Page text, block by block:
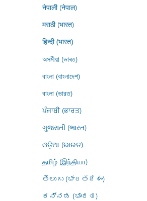
नेपाली (नेपाल)
मराठी (भारत)
हिन्दी (भारत)
অসমীয়া (ভাৰত)
বাংলা (বাংলাদেশ)
বাংলা (ভারত)
ਪੰਜਾਬੀ (ਭਾਰਤ)
ગુજરાતી (ભારત)
ଓଡ଼ିଆ (ଭାରତ)
தமிழ் (இந்தியா)
తెలుగు (భారతదేశం)
ಕನ್ನಡ (ಭಾರತ)